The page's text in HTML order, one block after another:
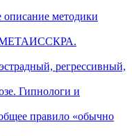
методики
МЕТАИССКРА.
регрессивный,
Гипнологи и
правило «обычно